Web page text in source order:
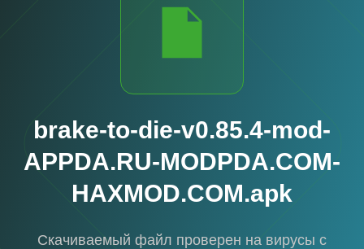
brake-to-die-v0.85.4-mod-
APPDA.RU-MODPDA.COM-
HAXMOD.COM.apk
Скачиваемый файл проверен на вирусы с